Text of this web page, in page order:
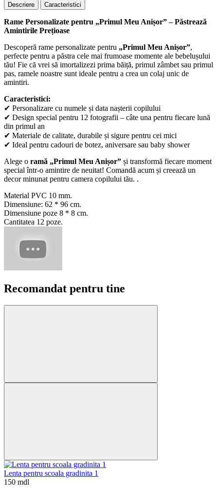
Descriere Caracteristici
Rame Personalizate pentru „Primul Meu Anișor” – Păstrează
Amintirile Prețioase
Descoperă rame personalizate pentru „Primul Meu Anișor”,
perfecte pentru a păstra cele mai frumoase momente ale bebelușului
tău! Fie că vrei să imortalizezi prima băiță, primul zâmbet sau primul
pas, ramele noastre sunt ideale pentru a crea un colaj unic de
amintiri.
Caracteristici:
✔ Personalizare cu numele și data nașterii copilului
✔ Design special pentru 12 fotografii – câte una pentru fiecare lună
din primul an
✔ Materiale de calitate, durabile și sigure pentru cei mici
✔ Ideal pentru cadouri de botez, aniversare sau baby shower
Alege o ramă „Primul Meu Anișor” și transformă fiecare moment
special într-o amintire de neuitat! Comandă acum și creează un
decor minunat pentru camera copilului tău. .
Material PVC 10 mm.
Dimensiune: 62 * 96 cm.
Dimensiune poze 8 * 8 cm.
Cantitatea 12 poze.
Recomandat pentru tine
Lenta pentru scoala gradinita 1
150 mdl